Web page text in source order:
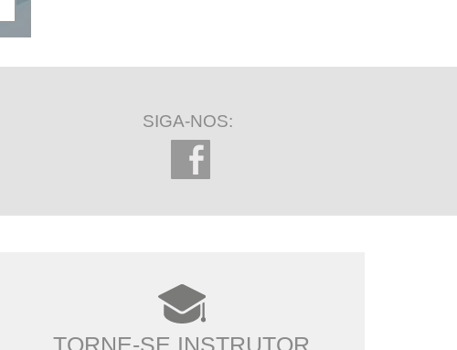
SIGA-NOS:
TORNE-SE INSTRUTOR